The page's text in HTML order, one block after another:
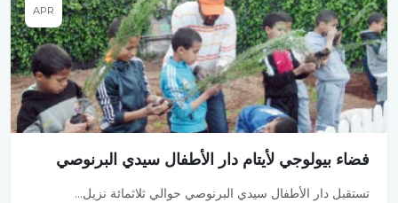
APR
فضاء بيولوجي لأيتام دار الأطفال سيدي البرنوصي
تستقبل دار الأطفال سيدي البرنوصي حوالي ثلاثمائة نزيل...